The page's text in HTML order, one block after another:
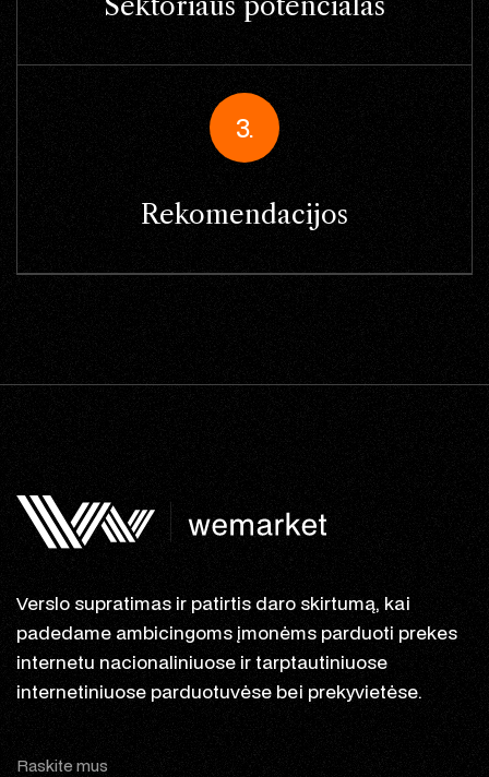
Sektoriaus potencialas
3.
Rekomendacijos
Verslo supratimas ir patirtis daro skirtumą, kai
padedame ambicingoms įmonėms parduoti prekes
internetu nacionaliniuose ir tarptautiniuose
internetiniuose parduotuvėse bei prekyvietėse.
Raskite mus